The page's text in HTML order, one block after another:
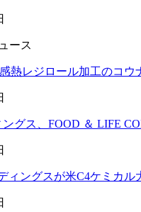
ース
熱レジロール加工のコウ
ングス、FOOD ＆ LIFE
ィングスが米C4ケミカ